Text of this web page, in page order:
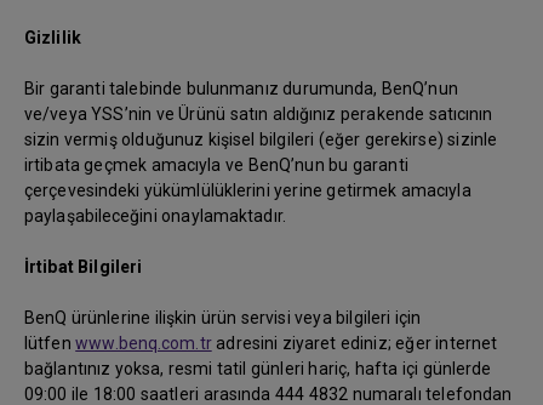
Gizlilik
Bir garanti talebinde bulunmanız durumunda, BenQ’nun
ve/veya YSS’nin ve Ürünü satın aldığınız perakende satıcının
sizin vermiş olduğunuz kişisel bilgileri (eğer gerekirse) sizinle
irtibata geçmek amacıyla ve BenQ’nun bu garanti
çerçevesindeki yükümlülüklerini yerine getirmek amacıyla
paylaşabileceğini onaylamaktadır.
İrtibat Bilgileri
BenQ ürünlerine ilişkin ürün servisi veya bilgileri için
lütfenwww.benq.com.tradresini ziyaret ediniz; eğer internet
bağlantınız yoksa, resmi tatil günleri hariç, hafta içi günlerde
09:00 ile 18:00 saatleri arasında 444 4832 numaralı telefondan